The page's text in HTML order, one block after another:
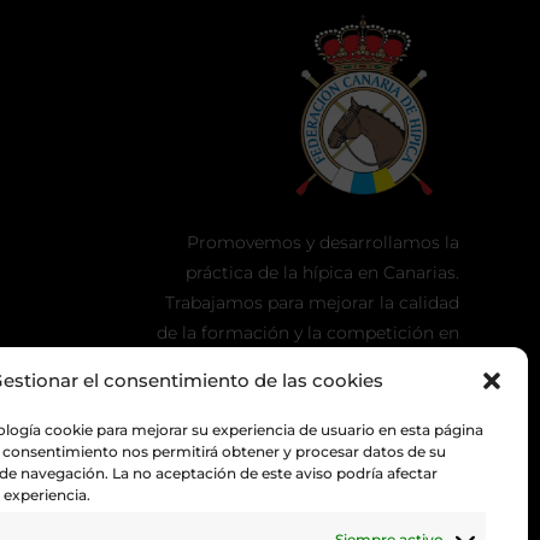
el consentimiento de las cookies
cookie para mejorar su experiencia de usuario en esta página
nos permitirá obtener y procesar datos de su
navegación. La no aceptación de este aviso podría afectar
Promovemos y desarrollamos la
práctica de la hípica en Canarias.
Trabajamos para mejorar la calidad
de la formación y la competición en